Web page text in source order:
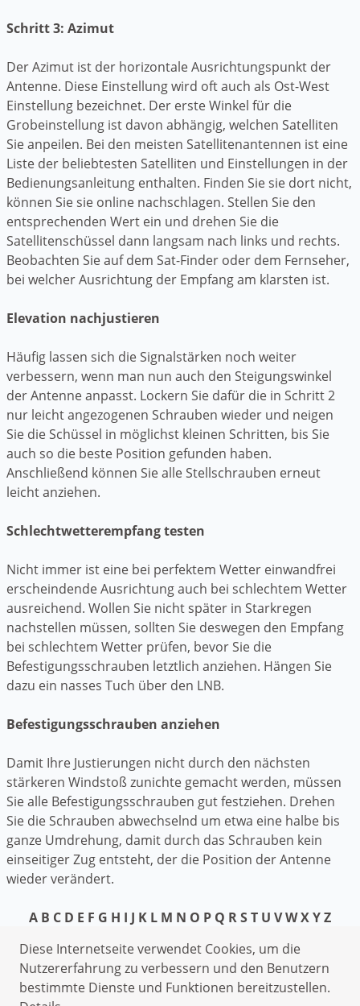
Schritt 3: Azimut
Der Azimut ist der horizontale Ausrichtungspunkt der
Antenne. Diese Einstellung wird oft auch als Ost-West
Einstellung bezeichnet. Der erste Winkel für die
Grobeinstellung ist davon abhängig, welchen Satelliten
Sie anpeilen. Bei den meisten Satellitenantennen ist eine
Liste der beliebtesten Satelliten und Einstellungen in der
Bedienungsanleitung enthalten. Finden Sie sie dort nicht,
können Sie sie online nachschlagen. Stellen Sie den
entsprechenden Wert ein und drehen Sie die
Satellitenschüssel dann langsam nach links und rechts.
Beobachten Sie auf dem Sat-Finder oder dem Fernseher,
bei welcher Ausrichtung der Empfang am klarsten ist.
Elevation nachjustieren
Häufig lassen sich die Signalstärken noch weiter
verbessern, wenn man nun auch den Steigungswinkel
der Antenne anpasst. Lockern Sie dafür die in Schritt 2
nur leicht angezogenen Schrauben wieder und neigen
Sie die Schüssel in möglichst kleinen Schritten, bis Sie
auch so die beste Position gefunden haben.
Anschließend können Sie alle Stellschrauben erneut
leicht anziehen.
Schlechtwetterempfang testen
Nicht immer ist eine bei perfektem Wetter einwandfrei
erscheindende Ausrichtung auch bei schlechtem Wetter
ausreichend. Wollen Sie nicht später in Starkregen
nachstellen müssen, sollten Sie deswegen den Empfang
bei schlechtem Wetter prüfen, bevor Sie die
Befestigungsschrauben letztlich anziehen. Hängen Sie
dazu ein nasses Tuch über den LNB.
Befestigungsschrauben anziehen
Damit Ihre Justierungen nicht durch den nächsten
stärkeren Windstoß zunichte gemacht werden, müssen
Sie alle Befestigungsschrauben gut festziehen. Drehen
Sie die Schrauben abwechselnd um etwa eine halbe bis
ganze Umdrehung, damit durch das Schrauben kein
einseitiger Zug entsteht, der die Position der Antenne
wieder verändert.
A B C D E F G H I J K L M N O P Q RST U VWXYZ
Datenschutzerklärung
Impressum
Schlüsseldienst Auetal Kathrinhagen
Diese Internetseite verwendet Cookies, um die
Nutzererfahrung zu verbessern und den Benutzern
bestimmte Dienste und Funktionen bereitzustellen.